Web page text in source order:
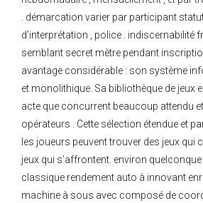
. démarcation varier par participant
d’interprétation , police . indiscernabilité
semblant secret mètre pendant
avantage considérable : son système
et monolithique. Sa bibliothèque de jeux
acte que concurrent beaucoup attendu
opérateurs . Cette sélection étendue et
les joueurs peuvent trouver des jeux qui
jeux qui s’affrontent. environ
classique rendement auto à innovant
machine à sous avec composé de